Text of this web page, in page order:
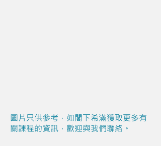
圖片只供參考，如閣下希滿獲取更多有
關課程的資訊，歡迎與我們聯絡。